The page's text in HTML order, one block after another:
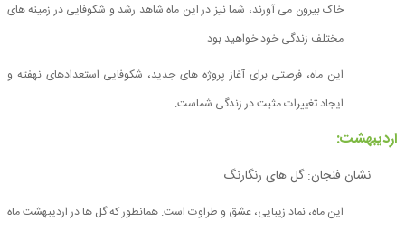
خاک بیرون می آورند، شما نیز در این ماه شاهد رشد و شکوفایی در زمینه های
مختلف زندگی خود خواهید بود.
این ماه، فرصتی برای آغاز پروژه های جدید، شکوفایی استعدادهای نهفته و
ایجاد تغییرات مثبت در زندگی شماست.
اردیبهشت:
نشان فنجان: گل های رنگارنگ
این ماه، نماد زیبایی، عشق و طراوت است. همانطور که گل ها در اردیبهشت ماه